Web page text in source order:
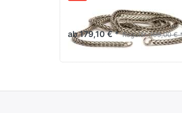
Silber Halskette
ab 179,10 € * Regulär:199,00 €